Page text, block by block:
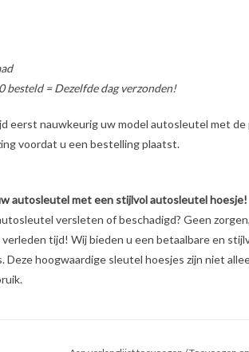
besteld = Dezelfde dag verzonden!
eerst nauwkeurig uw model autosleutel met
voordat u een bestelling plaatst.
autosleutel met een stijlvol autosleutel hoesje!
versleten of beschadigd? Geen
tijd! Wij bieden u een betaalbare en
hoogwaardige sleutel hoesjes zijn niet